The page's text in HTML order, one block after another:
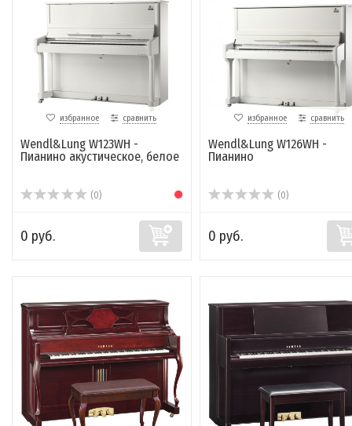
избранное сравнить
Wendl&Lung W123WH -
Пианино акустическое, белое
(0)
0 руб.
избранное сравнить
Wendl&Lung W126WH -
Пианино
(0)
0 руб.